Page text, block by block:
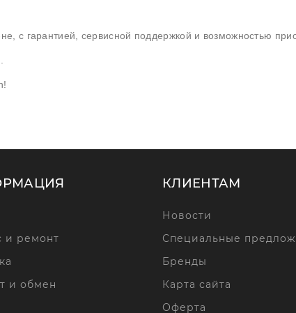
с гарантией, сервисной поддержкой и возможностью
и ремонт
и обмен
КЛИЕНТАМ
Новости
Специальные
Бренды
Карта сайта
Оферта